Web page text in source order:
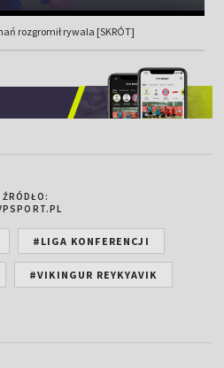
rozgromił rywala [SKRÓT]
ŹRÓDŁO:
#LIGA KONFERENCJI
#VIKINGUR REYKYAVIK